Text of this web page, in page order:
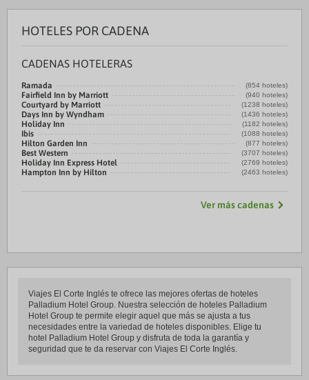
HOTELES POR CADENA
CADENAS HOTELERAS
Ramada (854 hoteles)
Fairfield Inn by Marriott (940 hoteles)
Courtyard by Marriott (1238 hoteles)
Days Inn by Wyndham (1436 hoteles)
Holiday Inn (1182 hoteles)
Ibis (1088 hoteles)
Hilton Garden Inn (877 hoteles)
Best Western (3707 hoteles)
Holiday Inn Express Hotel (2769 hoteles)
Hampton Inn by Hilton (2463 hoteles)
Ver más cadenas
Viajes El Corte Inglés te ofrece las mejores ofertas de hoteles
Palladium Hotel Group. Nuestra selección de hoteles Palladium
Hotel Group te permite elegir aquel que más se ajusta a tus
necesidades entre la variedad de hoteles disponibles. Elige tu
hotel Palladium Hotel Group y disfruta de toda la garantía y
seguridad que te da reservar con Viajes El Corte Inglés.